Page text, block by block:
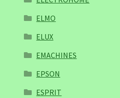
ELMO
ELUX
EMACHINES
EPSON
ESPRIT